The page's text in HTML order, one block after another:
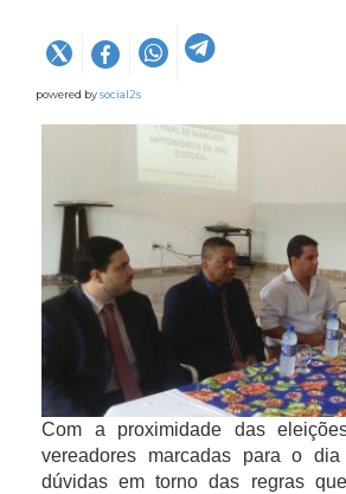
powered bysocial2s
Com a proximidade das
vereadores marcadas para o
dúvidas em torno das regras